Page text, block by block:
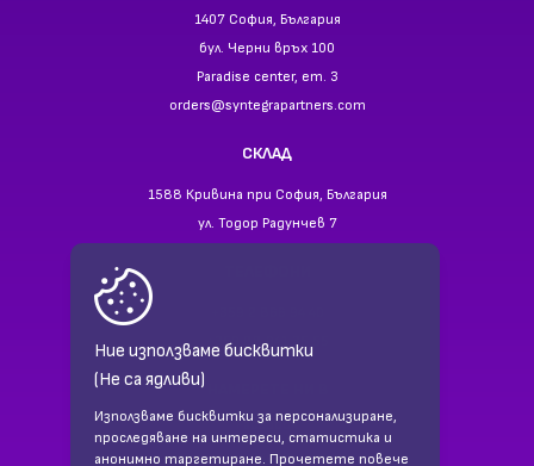
Ние използваме бисквитки
(Не са ядливи)
Използваме бисквитки за персонализиране,
проследяване на интереси, статистика и
анонимно таргетиране. Прочетете повече
1407 София, България
бул. Черни връх 100
Paradise center, ет. 3
orders@syntegrapartners.com
СКЛАД
1588 Кривина при София, България
ул. Тодор Радунчев 7
+359 88 941 35 55
Facebook
LinkedIn